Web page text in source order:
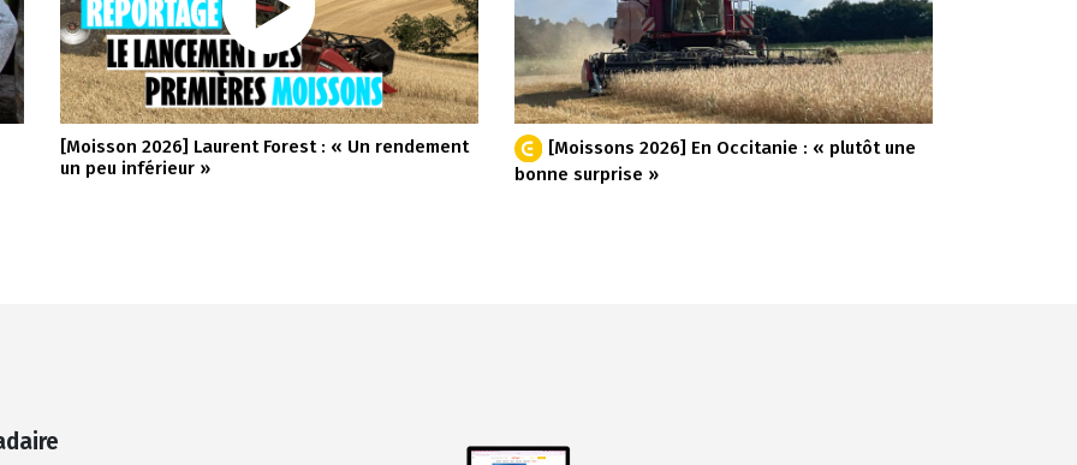
[Moisson 2026] Laurent Forest : « Un rendement
un peu inférieur »
[Moissons 2026] En Occitanie : « plutôt une
bonne surprise »